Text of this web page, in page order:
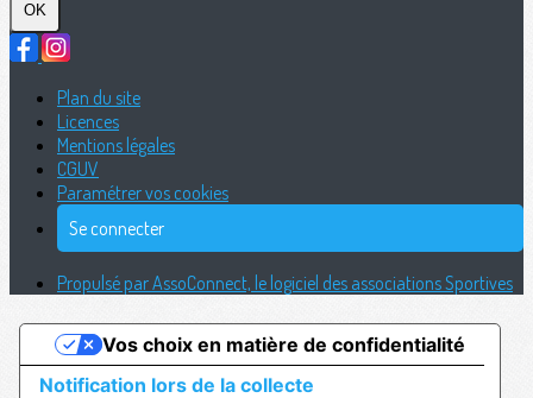
OK
Plan du site
Licences
Mentions légales
CGUV
Paramétrer vos cookies
Se connecter
Propulsé par AssoConnect, le logiciel des associations Sportives
Notification lors de la collecte
Vos choix en matière de confidentialité